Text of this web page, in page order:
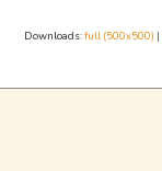
Downloads:full (500x500) |